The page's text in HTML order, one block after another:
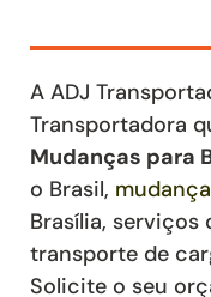
A ADJ
Transportadora
Mudanças para
o Brasil,
Brasília, serviços
transporte de
Solicite o seu